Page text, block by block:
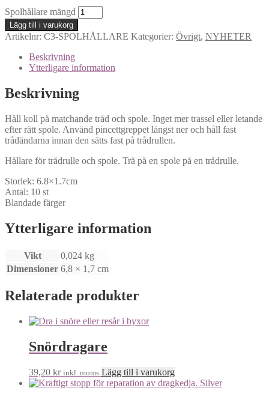
Spolhållare mängd
Lägg till i varukorg
Artikelnr: C3-SPOLHÅLLARE Kategorier: Övrigt, NYHETER
Beskrivning
Ytterligare information
Beskrivning
Håll koll på matchande tråd och spole. Inget mer trassel eller letande
efter rätt spole. Använd pincettgreppet längst ner och håll fast
trådändarna innan den sätts fast på trådrullen.
Hållare för trådrulle och spole. Trä på en spole på en trådrulle.
Storlek: 6.8×1.7cm
Antal: 10 st
Blandade färger
Ytterligare information
Vikt
0,024 kg
Dimensioner 6,8 × 1,7 cm
Relaterade produkter
Snördragare
39,20 kr inkl. moms Lägg till i varukorg